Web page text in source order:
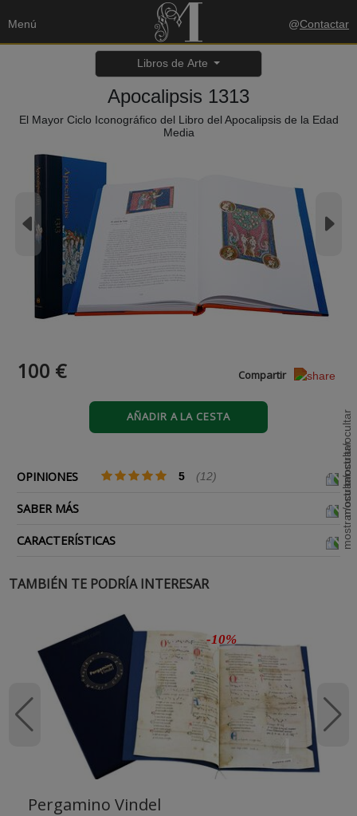
Menú @Contactar
Libros de Arte
Apocalipsis 1313
El Mayor Ciclo Iconográfico del Libro del Apocalipsis de la Edad
Media
100 € Compartir
AÑADIR A LA CESTA
OPINIONES 5 (12)
SABER MÁS
CARACTERÍSTICAS
TAMBIÉN TE PODRÍA INTERESAR
-10%
Pergamino Vindel